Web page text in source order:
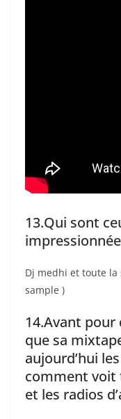
13.Qui sont
Dj medhi et toute la
sample )
14.Avant pour
que sa
aujourd’hui
comment voit
et les radios